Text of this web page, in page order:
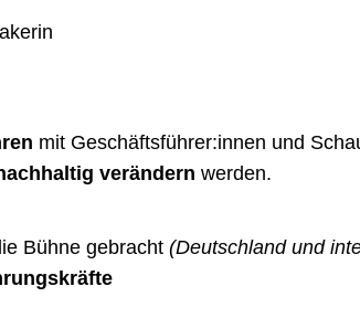
mit Geschäftsführer:innen und
verändern werden.
Bühne gebracht (Deutschland und